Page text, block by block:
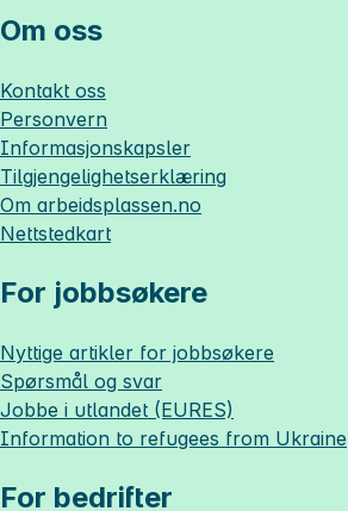
Om oss
Kontakt oss
Personvern
Informasjonskapsler
Tilgjengelighetserklæring
Om arbeidsplassen.no
Nettstedkart
For jobbsøkere
Nyttige artikler for jobbsøkere
Spørsmål og svar
Jobbe i utlandet (EURES)
Information to refugees from Ukraine
For bedrifter